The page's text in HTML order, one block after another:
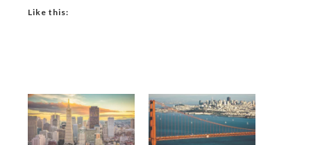
Like this: